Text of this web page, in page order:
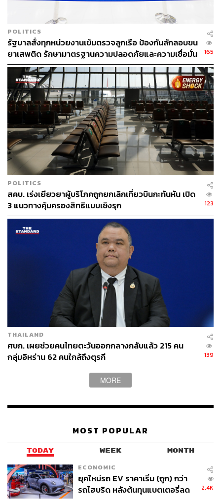
POLITICS
รัฐบาลสั่งทุกหน่วยงานเข้มตรวจลูกเรือ ป้องกันลักลอบขน
ยาเสพติด รักษามาตรฐานความปลอดภัยและความเชื่อมั่น
การบินไทย
165
POLITICS
สคบ. เร่งเยียวยาผู้บริโภคถูกยกเลิกเที่ยวบินกะทันหัน เปิด
3 แนวทางคุ้มครองสิทธิแบบเชิงรุก
123
THAILAND
ศบก. เผยช่วยคนไทยตะวันออกกลางกลับแล้ว 215 คน
กลุ่มอิหร่าน 62 คนใกล้ถึงตุรกี
139
MORE
MOST POPULAR
TODAY WEEK MONTH
ECONOMIC
ยุคใหม่รถ EV ราคาเริ่ม (ถูก) กว่า
รถไฮบริด หลังต้นทุนแบตเตอรี่ลด
2.4K